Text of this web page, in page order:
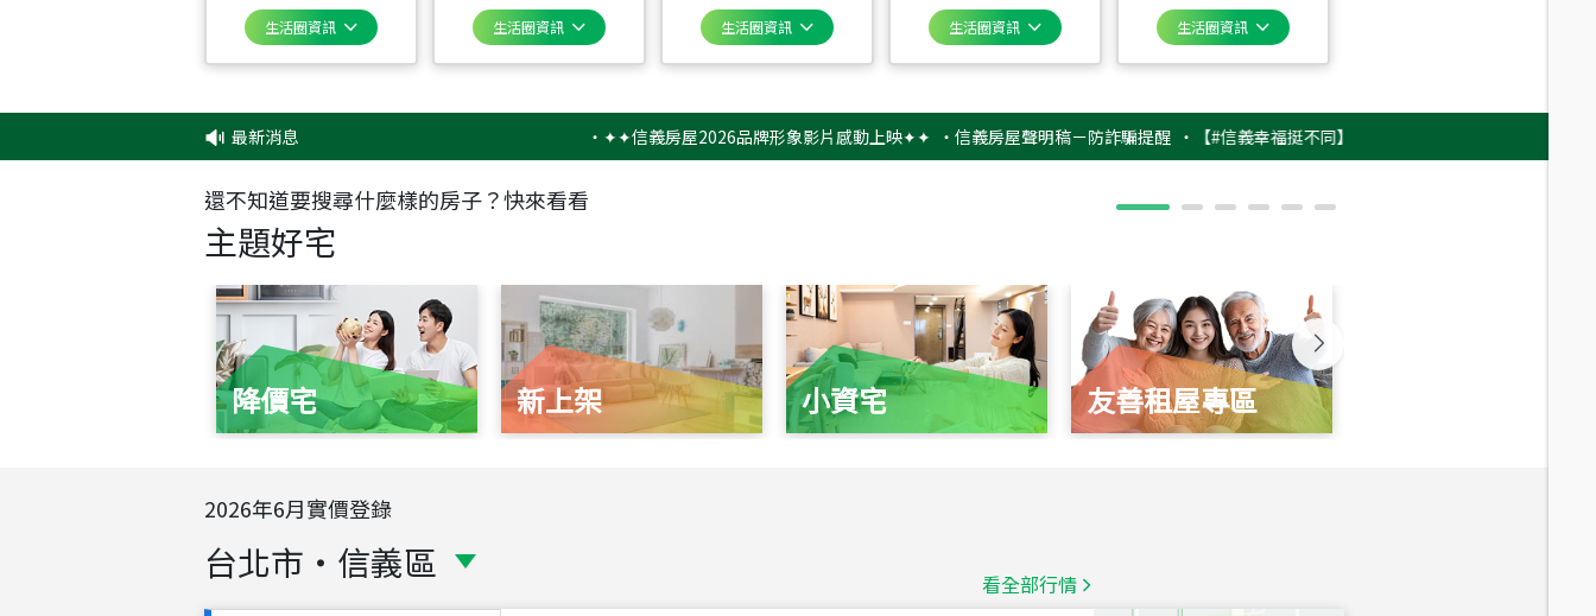
生活圈資訊 生活圈資訊 生活圈資訊 生活圈資訊 生活圈資訊
最新消息 ✦✦信義房屋2026品牌形象影片感動上映✦✦ ‧信義房屋聲明稿－防詐騙提醒 ‧【#信義幸福挺不同】用實力，讓升職免抽號碼牌！最新雇主
還不知道要搜尋什麼樣的房子？快來看看
主題好宅
降價宅 新上架 小資宅 友善租屋專區
2026年6月實價登錄
台北市 ・ 信義區 看全部行情
台北市中山區長春路